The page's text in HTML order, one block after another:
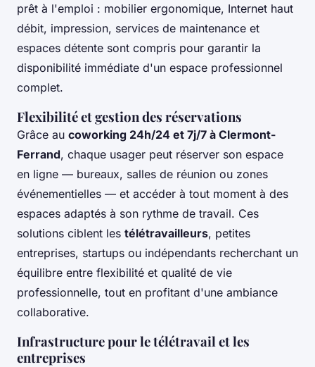
prêt à l'emploi : mobilier ergonomique, Internet haut
débit, impression, services de maintenance et
espaces détente sont compris pour garantir la
disponibilité immédiate d'un espace professionnel
complet.
Flexibilité et gestion des réservations
Grâce au coworking 24h/24 et 7j/7 à Clermont-
Ferrand, chaque usager peut réserver son espace
en ligne — bureaux, salles de réunion ou zones
événementielles — et accéder à tout moment à des
espaces adaptés à son rythme de travail. Ces
solutions ciblent les télétravailleurs, petites
entreprises, startups ou indépendants recherchant un
équilibre entre flexibilité et qualité de vie
professionnelle, tout en profitant d'une ambiance
collaborative.
Infrastructure pour le télétravail et les
entreprises